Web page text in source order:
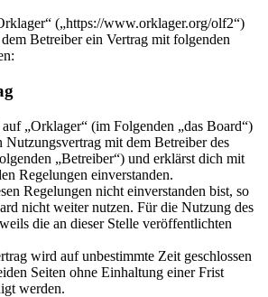
(„https://www.orklager.org/olf2“)
Betreiber ein Vertrag mit folgenden
„Orklager“ (im Folgenden „das Board“)
Nutzungsvertrag mit dem Betreiber des
„Betreiber“) und erklärst dich mit
Regelungen einverstanden.
Regelungen nicht einverstanden bist, so
nicht weiter nutzen. Für die Nutzung des
die an dieser Stelle veröffentlichten
wird auf unbestimmte Zeit geschlossen
Seiten ohne Einhaltung einer Frist
werden.